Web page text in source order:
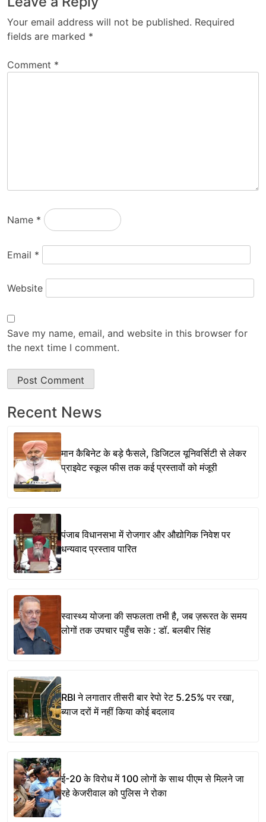
Your email address will not be published. Required
fields are marked *
Comment *
Name *
Email *
Website
Save my name, email, and website in this browser for
the next time I comment.
Recent News
मान कैबिनेट के बड़े फैसले, डिजिटल यूनिवर्सिटी से लेकर
प्राइवेट स्कूल फीस तक कई प्रस्तावों को मंजूरी
पंजाब विधानसभा में रोजगार और औद्योगिक निवेश पर
धन्यवाद प्रस्ताव पारित
स्वास्थ्य योजना की सफलता तभी है, जब ज़रूरत के समय
लोगों तक उपचार पहुँच सके : डॉ. बलबीर सिंह
RBI ने लगातार तीसरी बार रेपो रेट 5.25% पर रखा,
ब्याज दरों में नहीं किया कोई बदलाव
ई-20 के विरोध में 100 लोगों के साथ पीएम से मिलने जा
रहे केजरीवाल को पुलिस ने रोका